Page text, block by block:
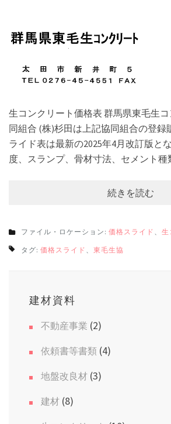
生コンクリート価格表 群馬県東毛生
同組合 (株)杉田は上記協同組合の登録
ライド表は最新の2025年4月改訂版と
度、スランプ、骨材寸法、セメント
続きを読む
ファイル・ロケーション: 価格スライド 、 生
タグ: 価格スライド 、 東毛生協
建材資料
不動産事業 (2)
依頼書等書類 (4)
地盤改良材 (3)
建材 (8)